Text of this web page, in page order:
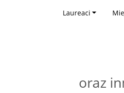
Laureaci
oraz